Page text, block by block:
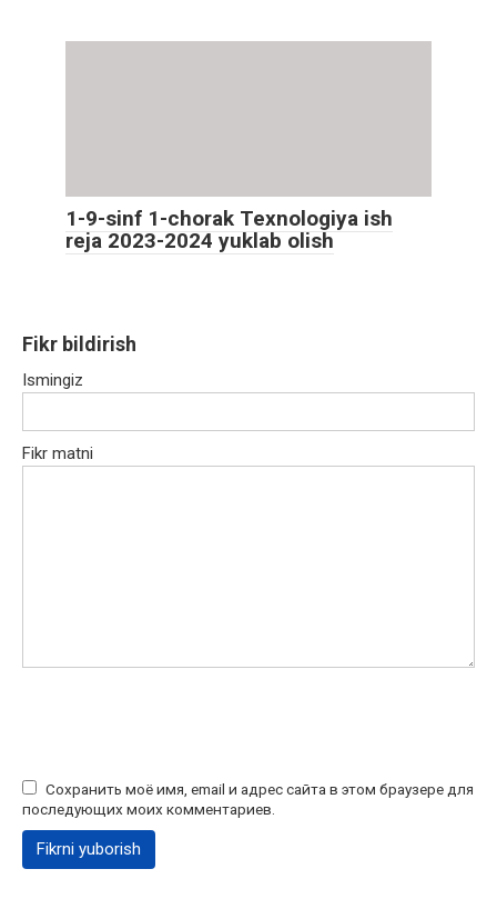
1-9-sinf 1-chorak Texnologiya ish
reja 2023-2024 yuklab olish
Fikr bildirish
Ismingiz
Fikr matni
Сохранить моё имя, email и адрес сайта в этом браузере для
последующих моих комментариев.